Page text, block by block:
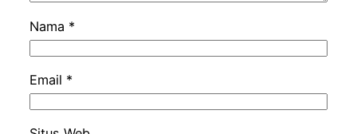
Nama *
Email *